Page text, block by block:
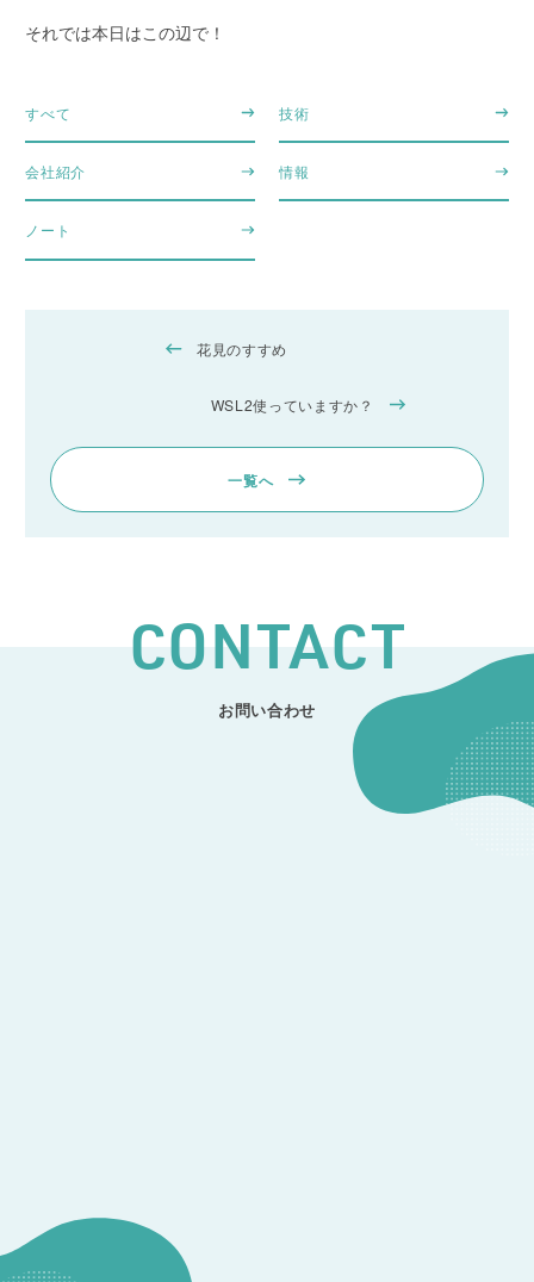
それでは本日はこの辺で！
すべて 技術
会社紹介 情報
ノート
花見のすすめ
WSL2使っていますか？
一覧へ
CONTACT
お問い合わせ